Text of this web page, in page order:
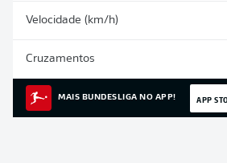
Velocidade (km/h)
Cruzamentos
MAIS BUNDESLIGA NO APP! APP